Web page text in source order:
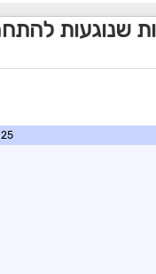
שנוגעות